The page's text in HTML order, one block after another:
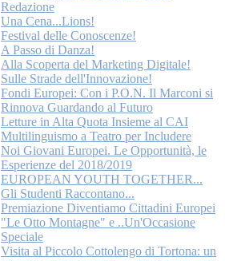
Redazione
Una Cena...Lions!
Festival delle Conoscenze!
A Passo di Danza!
Alla Scoperta del Marketing Digitale!
Sulle Strade dell'Innovazione!
Fondi Europei: Con i P.O.N. Il Marconi si
Rinnova Guardando al Futuro
Letture in Alta Quota Insieme al CAI
Multilinguismo a Teatro per Includere
Noi Giovani Europei. Le Opportunità, le
Esperienze del 2018/2019
EUROPEAN YOUTH TOGETHER...
Gli Studenti Raccontano...
Premiazione Diventiamo Cittadini Europei
"Le Otto Montagne" e ..Un'Occasione
Speciale
Visita al Piccolo Cottolengo di Tortona: un